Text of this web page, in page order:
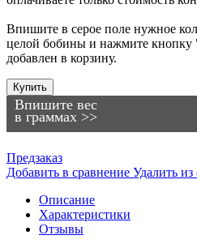
Впишите в серое поле нужное
целой бобины и нажмите кнопку
добавлен в корзину.
Впишите вес
в граммах >>
Купить
Предзаказ
Добавить в сравнение Удалить из
Описание
Характеристики
Отзывы